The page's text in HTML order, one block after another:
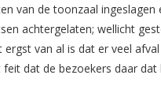
van de toonzaal ingeslagen
achtergelaten; wellicht
ergst van al is dat er veel
feit dat de bezoekers daar